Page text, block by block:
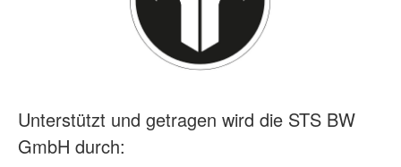
Unterstützt und getragen wird die STS BW
GmbH durch: